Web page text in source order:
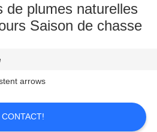
de plumes naturelles
Saison de chasse
arrows
CONTACT!